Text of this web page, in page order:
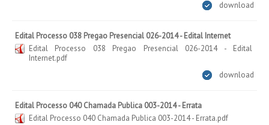
download
Edital Processo 038 Pregao Presencial 026-2014 - Edital Internet
Edital Processo 038 Pregao Presencial 026-2014 - Edital
Internet.pdf
download
Edital Processo 040 Chamada Publica 003-2014 - Errata
Edital Processo 040 Chamada Publica 003-2014 - Errata.pdf